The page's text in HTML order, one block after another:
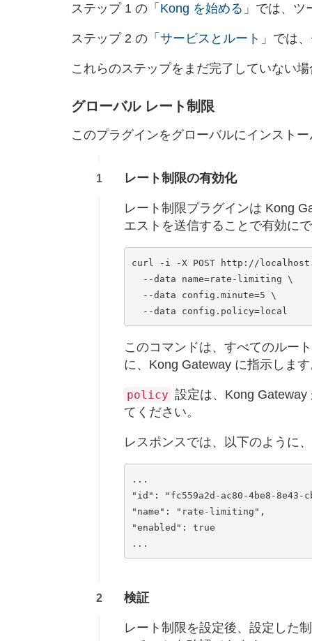
ステップ 1 の「 Kong を始める 」では、
ステップ 2 の「 サービスとルート 」では
これらのステップをまだ完了していない
グローバル レート制限
このプラグインをグローバルにインスト
レート制限の有効化
レート制限プラグインは Kong
エストを送信することで有効に
curl -i -X POST http://
このコマンドは、すべてのルー
に、Kong Gateway に指示しま
policy 設定は、Kong
てください。
レスポンスでは、以下のように
...
"id": "fc559a2d-ac80-4be8-8e43-
"name": "rate-limiting",
"enabled": true
検証
レート制限を設定後、設定した